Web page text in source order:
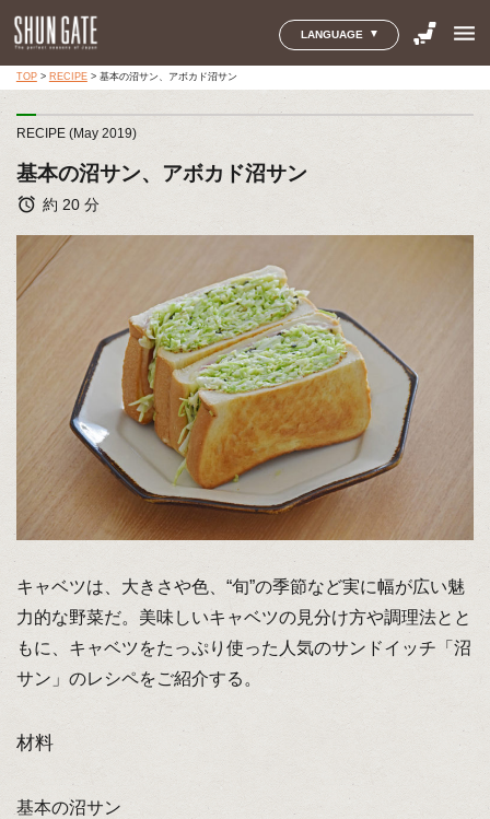
LANGUAGE menu
TOP> RECIPE> 基本の沼サン、アボカド沼サン
RECIPE (May 2019)
基本の沼サン、アボカド沼サン
alarm 約 20 分
キャベツは、大きさや色、“旬”の季節など実に幅が広い魅
力的な野菜だ。美味しいキャベツの見分け方や調理法とと
もに、キャベツをたっぷり使った人気のサンドイッチ「沼
サン」のレシペをご紹介する。
材料
基本の沼サン